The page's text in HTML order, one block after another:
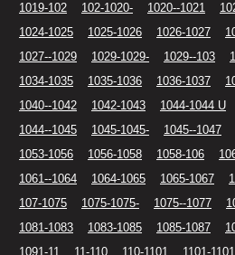
1019-102
102-1020- 1020--1021
1024-1025
1025-1026 1026-1027
1027--1029
1029-1029- 1029--103
1034-1035
1035-1036 1036-1037
1040--1042
1042-1043 1044-1044 U
1044--1045
1045-1045- 1045--1047
1053-1056
1056-1058 1058-106
1061--1064
1064-1065 1065-1067
107-1075
1075-1075- 1075--1077
1081-1083
1083-1085 1085-1087
1091-11
11-110 110-1101 1101-